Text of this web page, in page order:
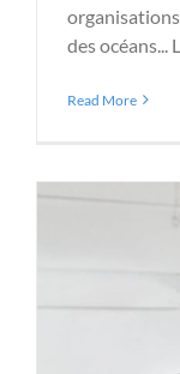
des océans...
Read More